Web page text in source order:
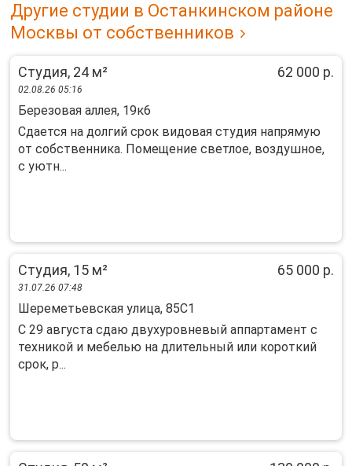
Другие студии в Останкинском районе
Москвы от собственников
Студия, 24 м² 62 000 р.
02.08.26 05:16
Березовая аллея, 19к6
Сдается на долгий срок видовая студия напрямую
от собственника. Помещение светлое, воздушное,
с уютн...
Студия, 15 м² 65 000 р.
31.07.26 07:48
Шереметьевская улица, 85С1
С 29 августа сдаю двухуровневый аппартамент с
техникой и мебелью на длительный или короткий
срок, р...